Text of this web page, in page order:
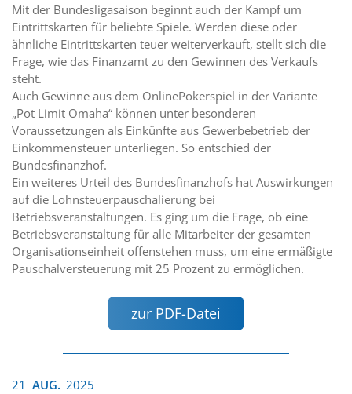
Mit der Bundesligasaison beginnt auch der Kampf um
Eintrittskarten für beliebte Spiele. Werden diese oder
ähnliche Eintrittskarten teuer weiterverkauft, stellt sich die
Frage, wie das Finanzamt zu den Gewinnen des Verkaufs
steht.
Auch Gewinne aus dem OnlinePokerspiel in der Variante
„Pot Limit Omaha“ können unter besonderen
Voraussetzungen als Einkünfte aus Gewerbebetrieb der
Einkommensteuer unterliegen. So entschied der
Bundesfinanzhof.
Ein weiteres Urteil des Bundesfinanzhofs hat Auswirkungen
auf die Lohnsteuerpauschalierung bei
Betriebsveranstaltungen. Es ging um die Frage, ob eine
Betriebsveranstaltung für alle Mitarbeiter der gesamten
Organisationseinheit offenstehen muss, um eine ermäßigte
Pauschalversteuerung mit 25 Prozent zu ermöglichen.
zur PDF-Datei
21 AUG. 2025